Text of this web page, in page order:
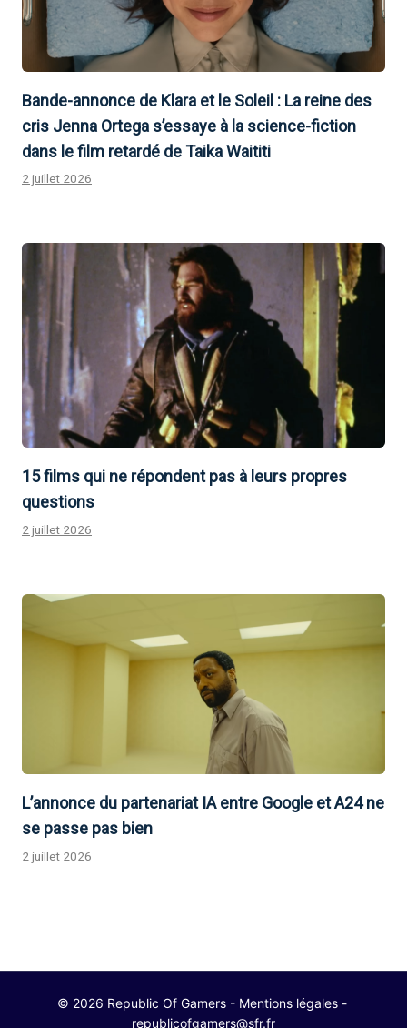
Bande-annonce de Klara et le Soleil : La reine des
cris Jenna Ortega s’essaye à la science-fiction
dans le film retardé de Taika Waititi
2 juillet 2026
15 films qui ne répondent pas à leurs propres
questions
2 juillet 2026
L’annonce du partenariat IA entre Google et A24 ne
se passe pas bien
2 juillet 2026
© 2026 Republic Of Gamers - Mentions légales-
republicofgamers@sfr.fr